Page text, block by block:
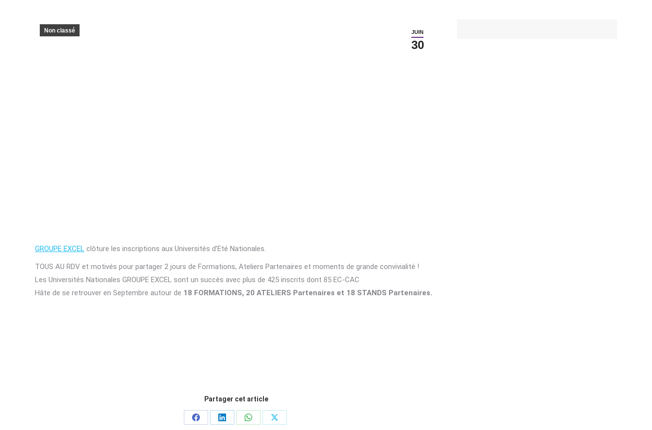
JUIN
30
Non classé
GROUPE EXCEL clôture les inscriptions aux Universités d’Eté Nationales.
TOUS AU RDV et motivés pour partager 2 jours de Formations, Ateliers Partenaires et moments de grande convivialité !
Les Universités Nationales GROUPE EXCEL sont un succès avec plus de 425 inscrits dont 85 EC-CAC
Hâte de se retrouver en Septembre autour de 18 FORMATIONS, 20 ATELIERS Partenaires et 18 STANDS Partenaires.
Partager cet article